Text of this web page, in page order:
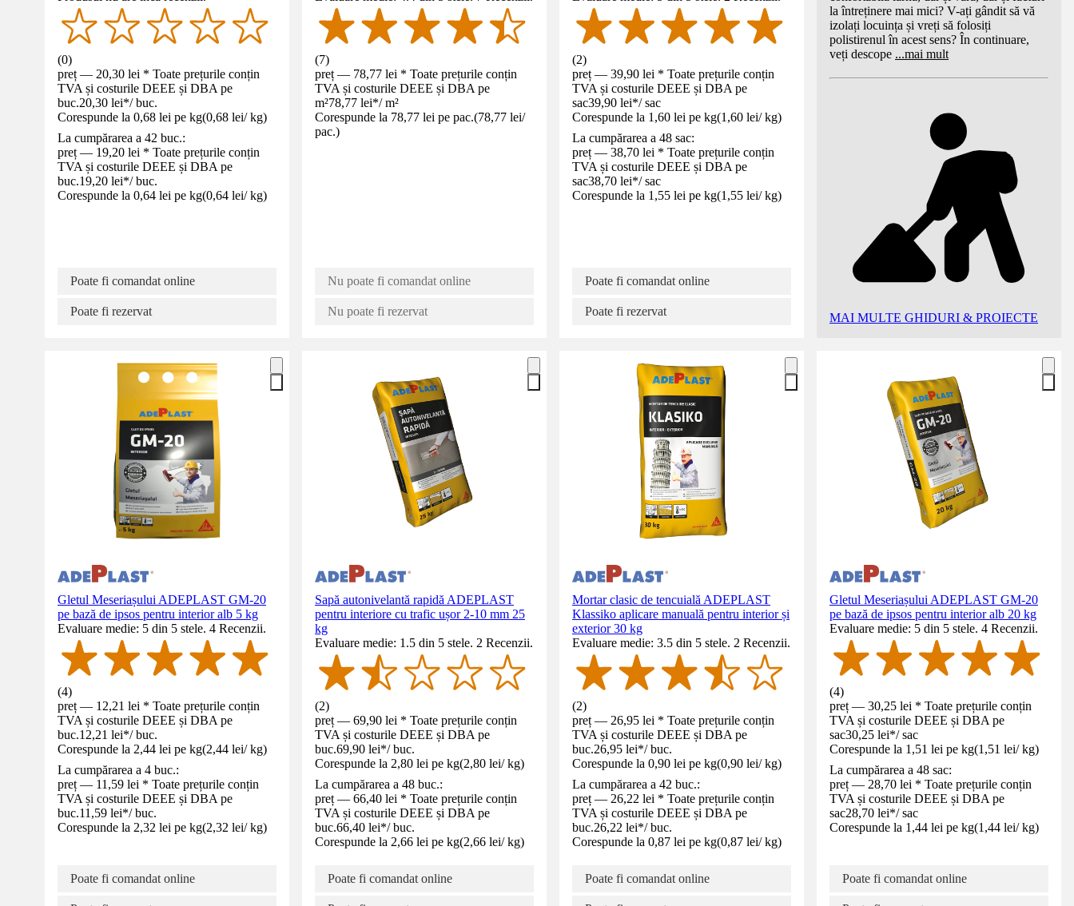
(0)
preț — 20,30 lei * Toate prețurile conțin
TVA și costurile DEEE și DBA pe
buc.20,30 lei*/ buc.
Corespunde la 0,68 lei pe kg(0,68 lei/ kg)
La cumpărarea a 42 buc.:
preț — 19,20 lei * Toate prețurile conțin
TVA și costurile DEEE și DBA pe
buc.19,20 lei*/ buc.
Corespunde la 0,64 lei pe kg(0,64 lei/ kg)
Poate fi comandat online
Poate fi rezervat
(7)
preț — 78,77 lei * Toate prețurile conțin
TVA și costurile DEEE și DBA pe
m²78,77 lei*/ m²
Corespunde la 78,77 lei pe pac.(78,77 lei/
pac.)
Nu poate fi comandat online
Nu poate fi rezervat
(2)
preț — 39,90 lei * Toate prețurile conțin
TVA și costurile DEEE și DBA pe
sac39,90 lei*/ sac
Corespunde la 1,60 lei pe kg(1,60 lei/ kg)
La cumpărarea a 48 sac:
preț — 38,70 lei * Toate prețurile conțin
TVA și costurile DEEE și DBA pe
sac38,70 lei*/ sac
Corespunde la 1,55 lei pe kg(1,55 lei/ kg)
Poate fi comandat online
Poate fi rezervat
la întreținere mai mici? V-ați gândit să vă
izolați locuința și vreți să folosiți
polistirenul în acest sens? În continuare,
veți descope ...mai mult
MAI MULTE GHIDURI & PROIECTE
Gletul Meseriașului ADEPLAST GM-20
pe bază de ipsos pentru interior alb 5 kg
Evaluare medie: 5 din 5 stele. 4 Recenzii.
(4)
preț — 12,21 lei * Toate prețurile conțin
TVA și costurile DEEE și DBA pe
buc.12,21 lei*/ buc.
Corespunde la 2,44 lei pe kg(2,44 lei/ kg)
La cumpărarea a 4 buc.:
preț — 11,59 lei * Toate prețurile conțin
TVA și costurile DEEE și DBA pe
buc.11,59 lei*/ buc.
Corespunde la 2,32 lei pe kg(2,32 lei/ kg)
Poate fi comandat online
Sapă autonivelantă rapidă ADEPLAST
pentru interiore cu trafic ușor 2-10 mm 25
kg
Evaluare medie: 1.5 din 5 stele. 2 Recenzii.
(2)
preț — 69,90 lei * Toate prețurile conțin
TVA și costurile DEEE și DBA pe
buc.69,90 lei*/ buc.
Corespunde la 2,80 lei pe kg(2,80 lei/ kg)
La cumpărarea a 48 buc.:
preț — 66,40 lei * Toate prețurile conțin
TVA și costurile DEEE și DBA pe
buc.66,40 lei*/ buc.
Corespunde la 2,66 lei pe kg(2,66 lei/ kg)
Poate fi comandat online
Mortar clasic de tencuială ADEPLAST
Klassiko aplicare manuală pentru interior și
exterior 30 kg
Evaluare medie: 3.5 din 5 stele. 2 Recenzii.
(2)
preț — 26,95 lei * Toate prețurile conțin
TVA și costurile DEEE și DBA pe
buc.26,95 lei*/ buc.
Corespunde la 0,90 lei pe kg(0,90 lei/ kg)
La cumpărarea a 42 buc.:
preț — 26,22 lei * Toate prețurile conțin
TVA și costurile DEEE și DBA pe
buc.26,22 lei*/ buc.
Corespunde la 0,87 lei pe kg(0,87 lei/ kg)
Poate fi comandat online
Gletul Meseriașului ADEPLAST GM-20
pe bază de ipsos pentru interior alb 20 kg
Evaluare medie: 5 din 5 stele. 4 Recenzii.
(4)
preț — 30,25 lei * Toate prețurile conțin
TVA și costurile DEEE și DBA pe
sac30,25 lei*/ sac
Corespunde la 1,51 lei pe kg(1,51 lei/ kg)
La cumpărarea a 48 sac:
preț — 28,70 lei * Toate prețurile conțin
TVA și costurile DEEE și DBA pe
sac28,70 lei*/ sac
Corespunde la 1,44 lei pe kg(1,44 lei/ kg)
Poate fi comandat online